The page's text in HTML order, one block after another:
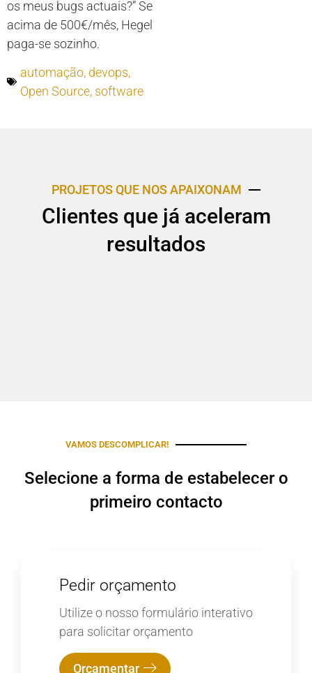
os meus bugs actuais?” Se
acima de 500€/mês, Hegel
paga-se sozinho.
automação, devops,
Open Source, software
PROJETOS QUE NOS APAIXONAM
Clientes que já aceleram
resultados
VAMOS DESCOMPLICAR!
Selecione a forma de estabelecer o
primeiro contacto
Pedir orçamento
Utilize o nosso formulário interativo
para solicitar orçamento
Orçamentar